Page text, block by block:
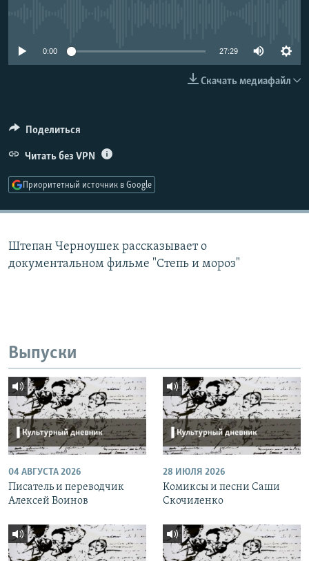
0:00 27:29
Скачать медиафайл
Поделиться
Читать без VPN
Приоритетный источник в Google
Штепан Черноушек рассказывает о
документальном фильме "Степь и мороз"
Выпуски
04 АВГУСТА 2026
Писатель и переводчик
Алексей Воинов
28 ИЮЛЯ 2026
Комиксы и песни Саши
Скочиленко